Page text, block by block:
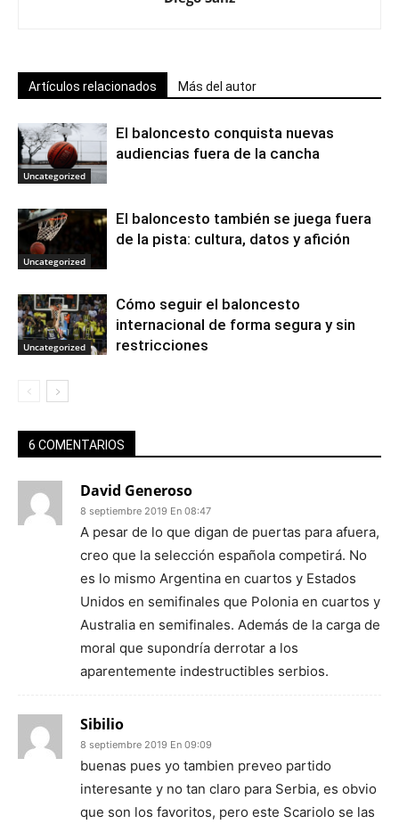
Artículos relacionados Más del autor
Uncategorized
El baloncesto conquista nuevas
audiencias fuera de la cancha
Uncategorized
El baloncesto también se juega fuera
de la pista: cultura, datos y afición
Uncategorized
Cómo seguir el baloncesto
internacional de forma segura y sin
restricciones
6 COMENTARIOS
David Generoso
8 septiembre 2019 En 08:47
A pesar de lo que digan de puertas para afuera,
creo que la selección española competirá. No
es lo mismo Argentina en cuartos y Estados
Unidos en semifinales que Polonia en cuartos y
Australia en semifinales. Además de la carga de
moral que supondría derrotar a los
aparentemente indestructibles serbios.
Sibilio
8 septiembre 2019 En 09:09
buenas pues yo tambien preveo partido
interesante y no tan claro para Serbia, es obvio
que son los favoritos, pero este Scariolo se las